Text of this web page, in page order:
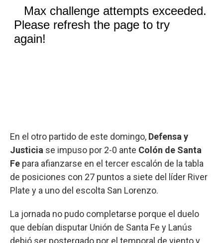
En el otro partido de este domingo, Defensa y
Justicia se impuso por 2-0 ante Colón de Santa
Fe para afianzarse en el tercer escalón de la tabla
de posiciones con 27 puntos a siete del líder River
Plate y a uno del escolta San Lorenzo.
La jornada no pudo completarse porque el duelo
que debían disputar Unión de Santa Fe y Lanús
debió ser postergado por el temporal de viento y